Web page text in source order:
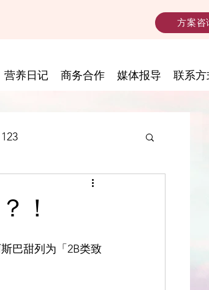
方案咨
营养日记 商务合作 媒体报导 联系方
！
巴甜列为「2B类致